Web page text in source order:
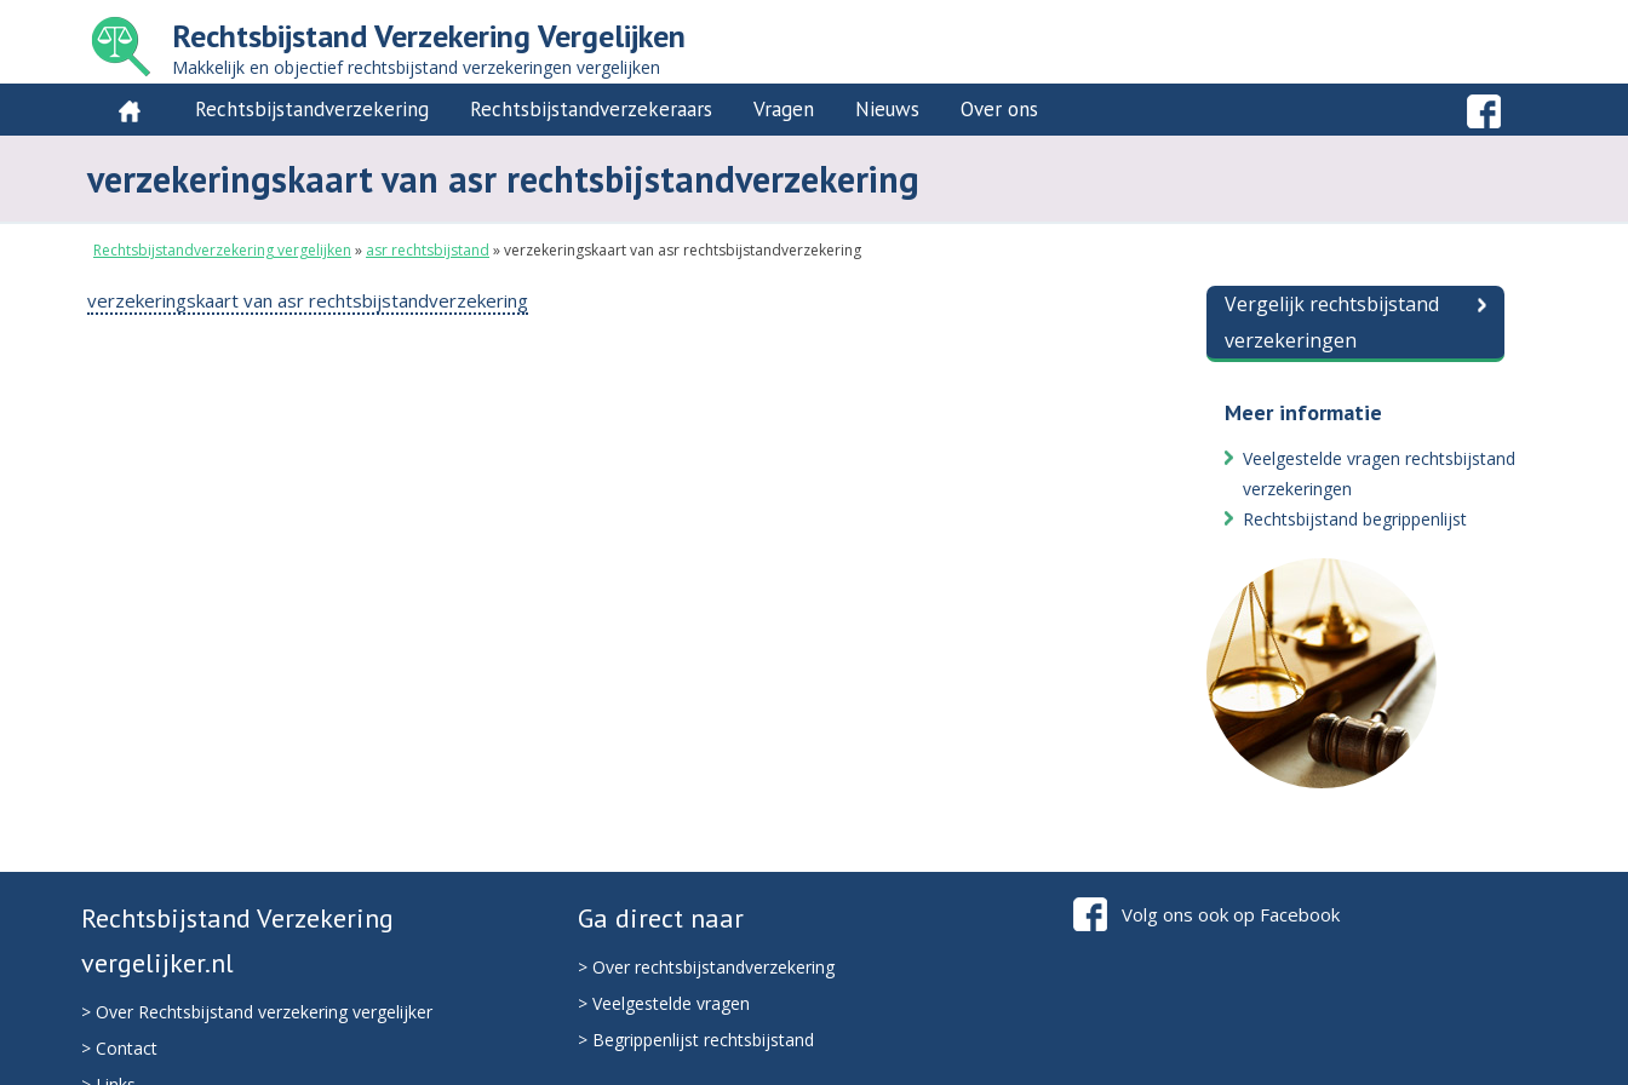
Rechtsbijstand Verzekering Vergelijken
Makkelijk en objectief rechtsbijstand verzekeringen vergelijken
Rechtsbijstandverzekering Rechtsbijstandverzekeraars Vragen Nieuws Over ons
verzekeringskaart van asr rechtsbijstandverzekering
Rechtsbijstandverzekering vergelijken » asr rechtsbijstand »verzekeringskaart van asr rechtsbijstandverzekering
verzekeringskaart van asr rechtsbijstandverzekering
Vergelijk rechtsbijstand
verzekeringen
Meer informatie
Veelgestelde vragen rechtsbijstand
verzekeringen
Rechtsbijstand begrippenlijst
Rechtsbijstand Verzekering
vergelijker.nl
> Over Rechtsbijstand verzekering vergelijker
> Contact
Ga direct naar
> Over rechtsbijstandverzekering
> Veelgestelde vragen
> Begrippenlijst rechtsbijstand
Volg ons ook op Facebook